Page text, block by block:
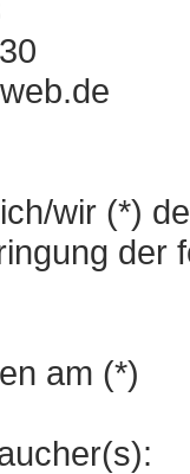
wir (*)
der
am (*)